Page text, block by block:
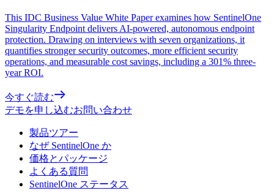
This IDC Business Value White Paper examines how SentinelOne
Singularity Endpoint delivers AI-powered, autonomous endpoint
protection. Drawing on interviews with seven organizations, it
quantifies stronger security outcomes, more efficient security
operations, and measurable cost savings, including a 301% three-
year ROI.
今すぐ読む
デモを申し込むお問い合わせ
製品ツアー
なぜ SentinelOne か
価格とパッケージ
よくある質問
SentinelOne ステータス